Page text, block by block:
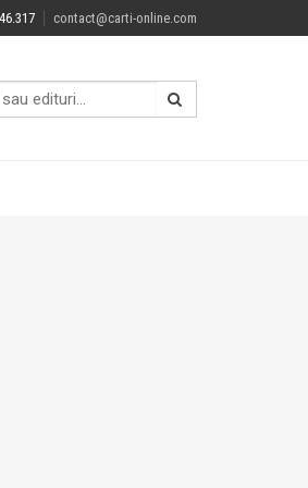
contact@carti-online.com